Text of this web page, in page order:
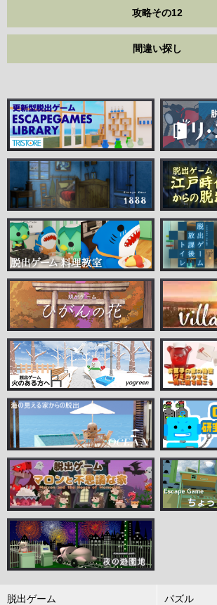
攻略その12
間違い探し
脱出ゲーム パズル